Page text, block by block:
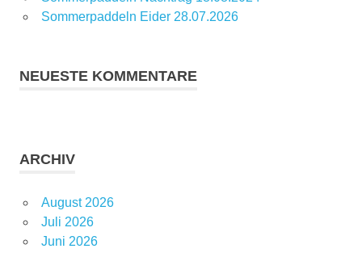
Sommerpaddeln Eider 28.07.2026
NEUESTE KOMMENTARE
ARCHIV
August 2026
Juli 2026
Juni 2026